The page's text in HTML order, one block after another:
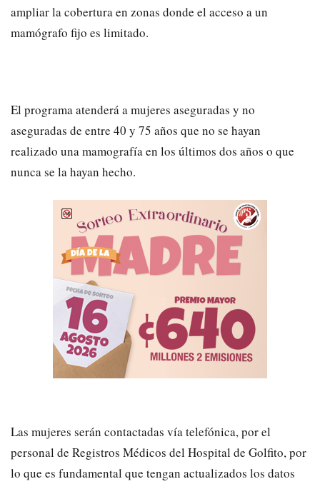
ampliar la cobertura en zonas donde el acceso a un
mamógrafo fijo es limitado.
El programa atenderá a mujeres aseguradas y no
aseguradas de entre 40 y 75 años que no se hayan
realizado una mamografía en los últimos dos años o que
nunca se la hayan hecho.
Las mujeres serán contactadas vía telefónica, por el
personal de Registros Médicos del Hospital de Golfito, por
lo que es fundamental que tengan actualizados los datos